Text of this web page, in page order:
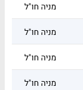
מניה חו"ל
מניה חו"ל
מניה חו"ל
מניה חו"ל